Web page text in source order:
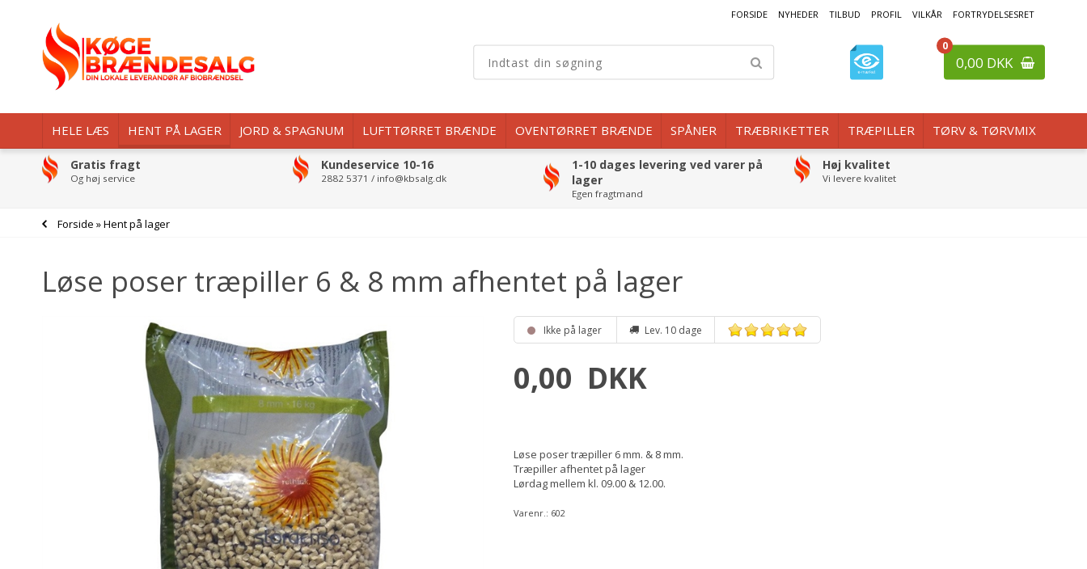
0
0,00 DKK
FORSIDE NYHEDER TILBUD PROFIL VILKÅR FORTRYDELSESRET
HELE LÆS HENT PÅ LAGER JORD & SPAGNUM LUFTTØRRET BRÆNDE OVENTØRRET BRÆNDE SPÅNER TRÆBRIKETTER TRÆPILLER TØRV & TØRVMIX
Gratis fragt
Og høj service
Kundeservice 10-16
2882 5371 / info@kbsalg.dk
1-10 dages levering ved varer på
lager
Egen fragtmand
Høj kvalitet
Vi levere kvalitet
Forside »Hent på lager
Løse poser træpiller 6 & 8 mm afhentet på lager
Ikke på lager Lev. 10 dage
0,00 DKK
Løse poser træpiller 6 mm. & 8 mm.
Træpiller afhentet på lager
Lørdag mellem kl. 09.00 & 12.00.
Varenr.: 602